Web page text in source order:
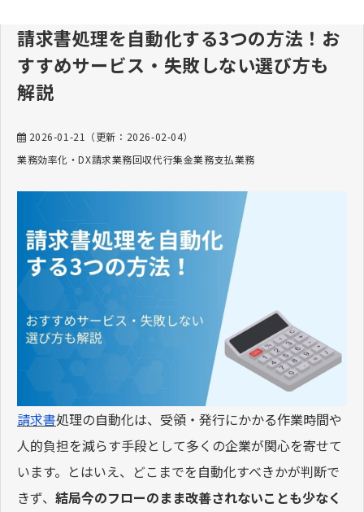
請求書処理を自動化する3つの方法！お
すすめサービス・失敗しない選び方も
解説
2026-01-21 （更新： 2026-02-04）
業務効率化・DX請求業務回収代行集金業務支払業務
請求書処理の自動化は、受領・発行にかかる作業時間や
人的負担を減らす手段として多くの企業が関心を寄せて
います。とはいえ、どこまでを自動化すべきかが判断で
きず、 結局今のフローのまま改善されないことも少なく